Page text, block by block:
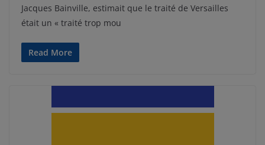
Jacques Bainville, estimait que le traité de Versailles
était un « traité trop mou
Read More